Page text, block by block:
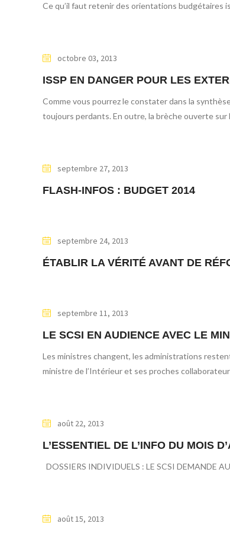
Ce qu’il faut retenir des orientations budgétaires
octobre 03, 2013
ISSP EN DANGER POUR LES
Comme vous pourrez le constater dans la
toujours perdants. En outre, la brèche ouverte
septembre 27, 2013
FLASH-INFOS : BUDGET 2014
septembre 24, 2013
ÉTABLIR LA VÉRITÉ AVANT DE
septembre 11, 2013
LE SCSI EN AUDIENCE AVEC LE
Les ministres changent, les administrations
ministre de l’Intérieur et ses proches
août 22, 2013
L’ESSENTIEL DE L’INFO DU MOIS
DOSSIERS INDIVIDUELS : LE SCSI DEMANDE
août 15, 2013